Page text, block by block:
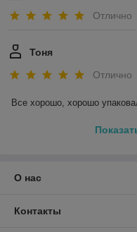
Отлично
Тоня
Отлично
Все хорошо, хорошо
О нас
Контакты